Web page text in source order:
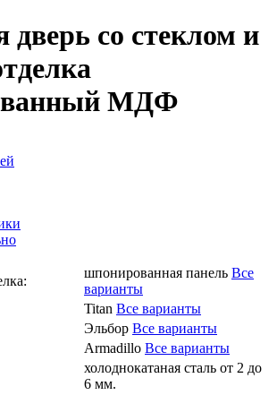
дверь со стеклом и
МДФ
шпонированная панель Все
варианты
Titan Все варианты
Эльбор Все варианты
Armadillo Все варианты
холоднокатаная сталь от 2 до
6 мм.